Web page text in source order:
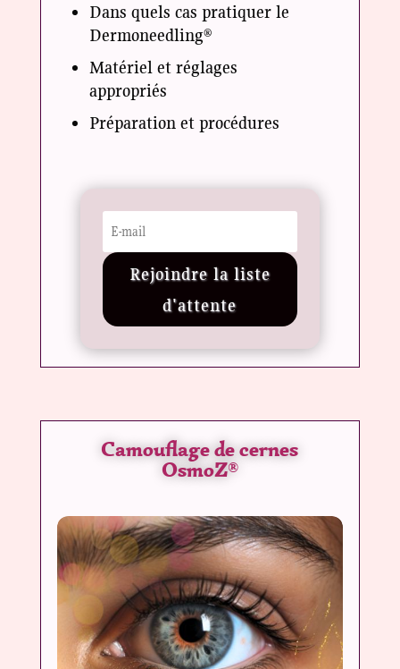
Dans quels cas pratiquer le
Dermoneedling®
Matériel et réglages
appropriés
Préparation et procédures
Rejoindre la liste
d'attente
Camouflage de cernes
OsmoZ®